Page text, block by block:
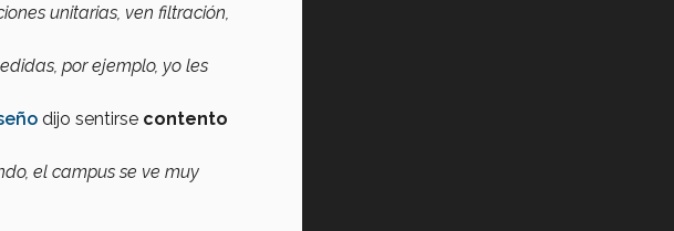
unitarias, ven filtración,
por ejemplo, yo les
dijo sentirse contento
el campus se ve muy